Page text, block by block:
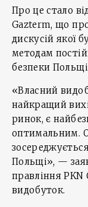
Про це стало
Gazterm, що
дискусій якої
методам
безпеки
«Власний
найкращий
ринок, є
оптимальним.
Польщі», —
правління PKN
видобуток.